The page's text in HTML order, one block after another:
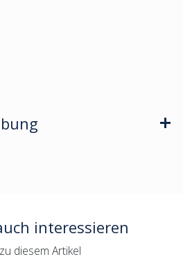
interessieren
diesem Artikel